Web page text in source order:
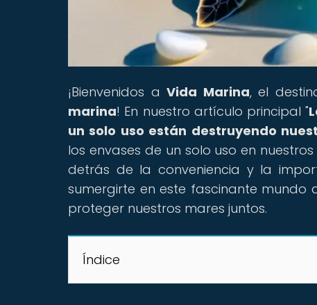
¡Bienvenidos aVida Marina, el
marina! En nuestro artículo principal "
un solo uso están destruyendo
los envases de un solo uso en
detrás de la conveniencia y la
sumergirte en este fascinante
proteger nuestros mares juntos.
Índice